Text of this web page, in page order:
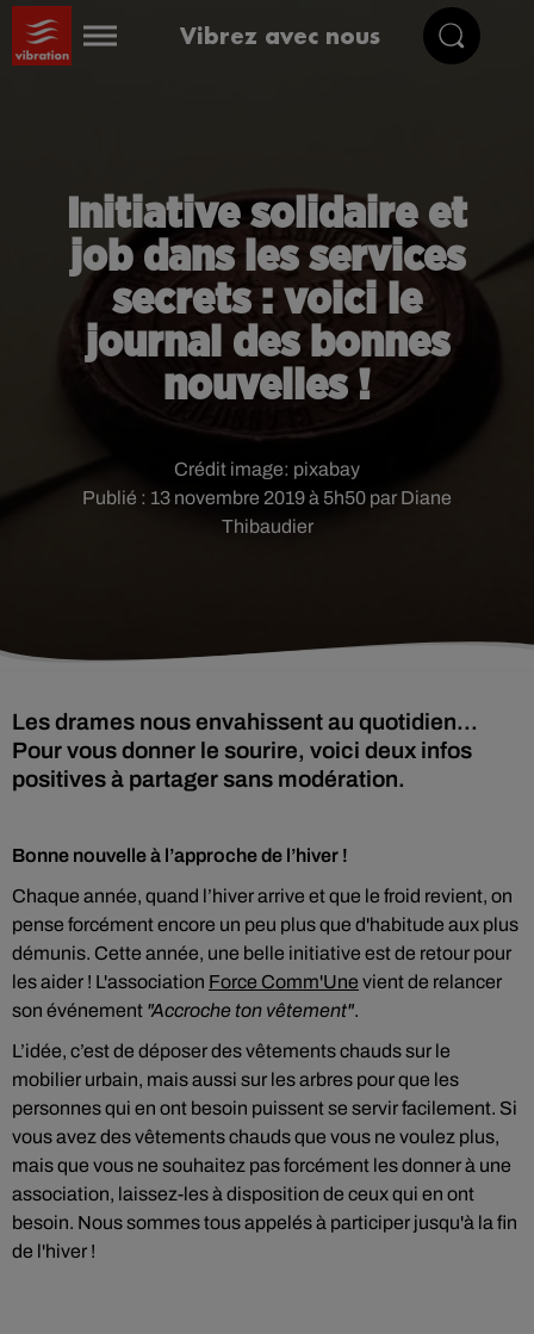
Vibrez avec nous
Initiative solidaire et
job dans les services
secrets : voici le
journal des bonnes
nouvelles !
Publié : 13 novembre 2019 à 5h50 par Diane
Thibaudier
Crédit image: pixabay
Les drames nous envahissent au quotidien...
Pour vous donner le sourire, voici deux infos
positives à partager sans modération.
Bonne nouvelle à l’approche de l’hiver !
Chaque année, quand l’hiver arrive et que le froid revient, on
pense forcément encore un peu plus que d'habitude aux plus
démunis. Cette année, une belle initiative est de retour pour
les aider ! L'association Force Comm'Une vient de relancer
son événement "Accroche ton vêtement".
L’idée, c’est de déposer des vêtements chauds sur le
mobilier urbain, mais aussi sur les arbres pour que les
personnes qui en ont besoin puissent se servir facilement. Si
vous avez des vêtements chauds que vous ne voulez plus,
mais que vous ne souhaitez pas forcément les donner à une
association, laissez-les à disposition de ceux qui en ont
besoin. Nous sommes tous appelés à participer jusqu'à la fin
de l'hiver !